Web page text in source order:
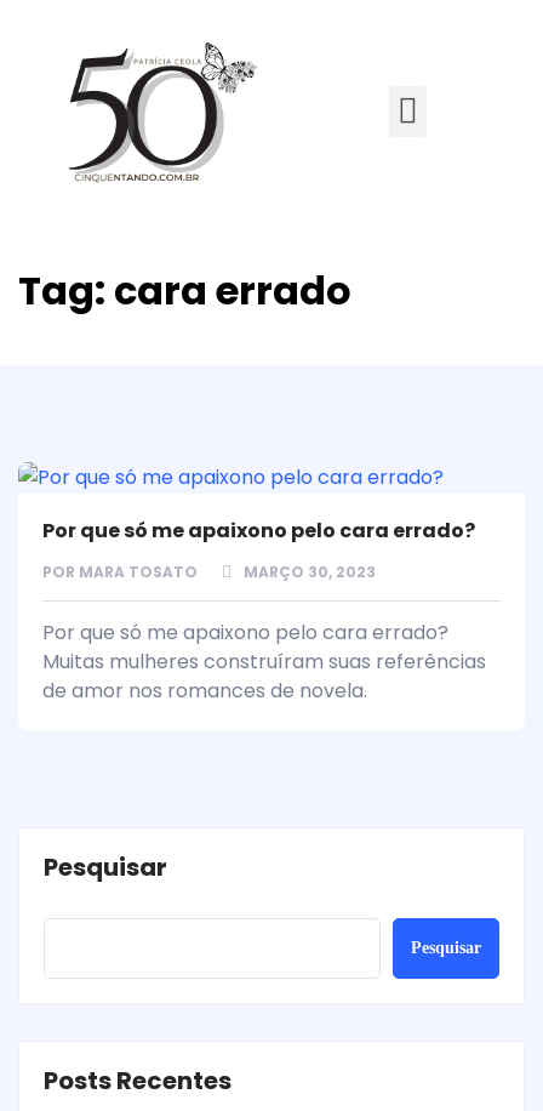
Tag: cara errado
Por que só me apaixono pelo cara errado?
POR MARA TOSATO MARÇO 30, 2023
Por que só me apaixono pelo cara errado?
Muitas mulheres construíram suas referências
de amor nos romances de novela.
Pesquisar
Pesquisar
Posts Recentes